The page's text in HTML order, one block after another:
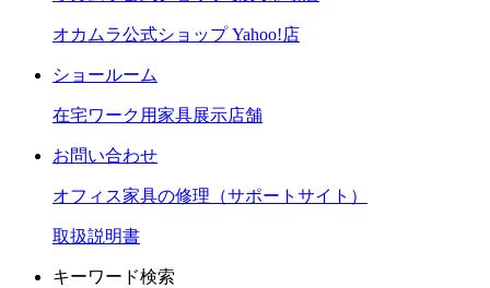
オカムラ公式ショップ Yahoo!店
ショールーム
在宅ワーク用家具展示店舗
お問い合わせ
オフィス家具の修理（サポートサイト）
取扱説明書
キーワード検索